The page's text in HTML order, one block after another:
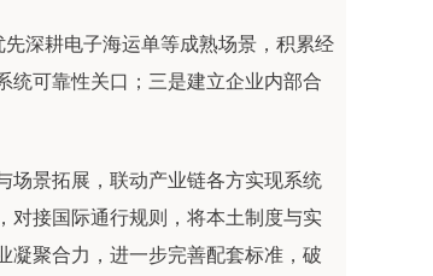
深耕电子海运单等成熟场景，积累经
统可靠性关口；三是建立企业内部合
景拓展，联动产业链各方实现系统
对接国际通行规则，将本土制度与实
凝聚合力，进一步完善配套标准，破